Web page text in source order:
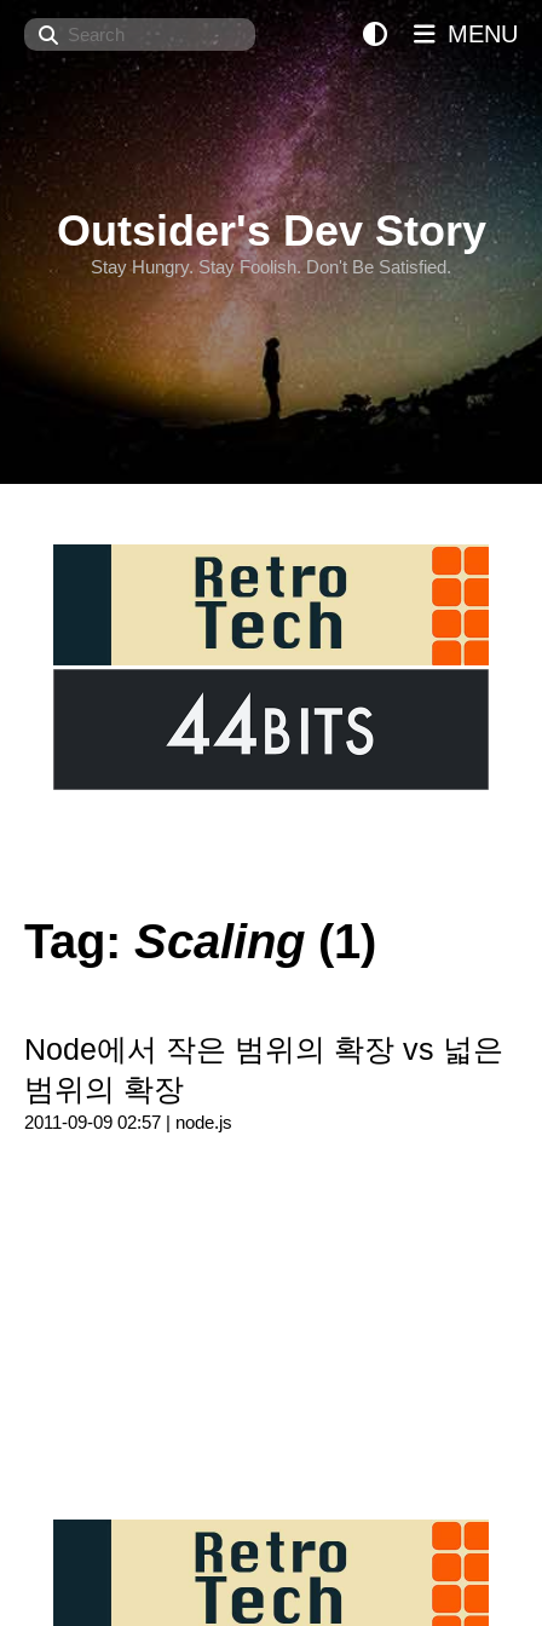
Search
Outsider's Dev Story
Stay Hungry. Stay Foolish. Don't Be Satisfied.
MENU
Tag: Scaling (1)
Node에서 작은 범위의 확장 vs 넓은
범위의 확장
2011-09-09 02:57 | node.js